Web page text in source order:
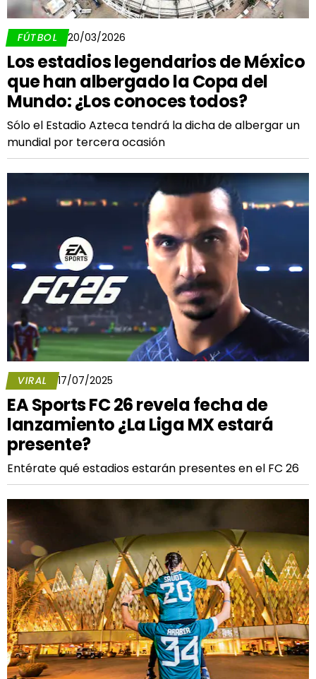
FÚTBOL 20/03/2026
Los estadios legendarios de México
que han albergado la Copa del
Mundo: ¿Los conoces todos?
Sólo el Estadio Azteca tendrá la dicha de albergar un
mundial por tercera ocasión
VIRAL 17/07/2025
EA Sports FC 26 revela fecha de
lanzamiento ¿La Liga MX estará
presente?
Entérate qué estadios estarán presentes en el FC 26